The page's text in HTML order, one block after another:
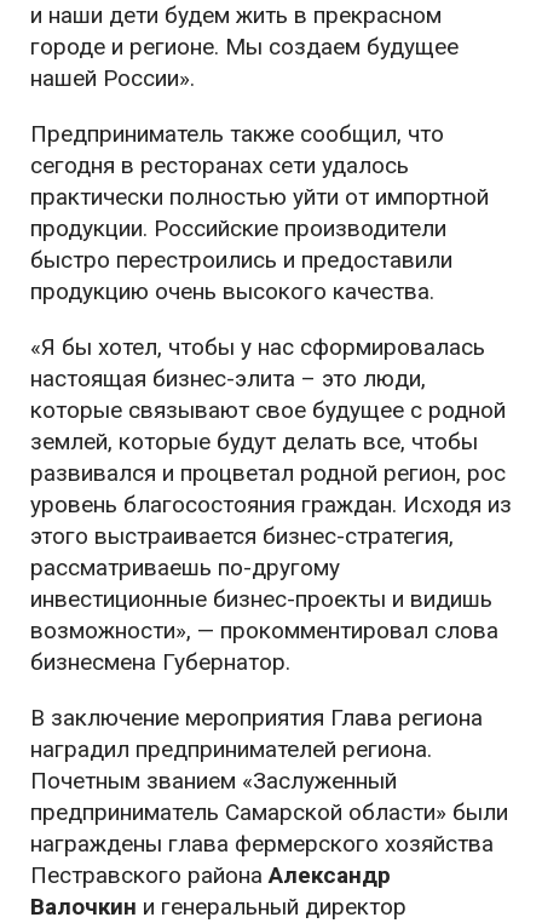
и наши дети будем жить в прекрасном
городе и регионе. Мы создаем будущее
нашей России».
Предприниматель также сообщил, что
сегодня в ресторанах сети удалось
практически полностью уйти от импортной
продукции. Российские производители
быстро перестроились и предоставили
продукцию очень высокого качества.
«Я бы хотел, чтобы у нас сформировалась
настоящая бизнес-элита – это люди,
которые связывают свое будущее с родной
землей, которые будут делать все, чтобы
развивался и процветал родной регион, рос
уровень благосостояния граждан. Исходя из
этого выстраивается бизнес-стратегия,
рассматриваешь по-другому
инвестиционные бизнес-проекты и видишь
возможности», — прокомментировал слова
бизнесмена Губернатор.
В заключение мероприятия Глава региона
наградил предпринимателей региона.
Почетным званием «Заслуженный
предприниматель Самарской области» были
награждены глава фермерского хозяйства
Пестравского районаАлександр
Валочкин и генеральный директор